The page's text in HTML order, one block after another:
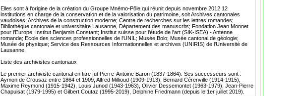
Elles sont à l'origine de la création du Groupe Mnémo-Pôle qui réunit depuis novembre 2012 12
institutions en charge de la conservation et de la valorisation du patrimoine, soit Archives cantonales
vaudoises; Archives de la construction moderne; Centre de recherches sur les lettres romandes;
Bibliothèque cantonale et universitaire Lausanne, Département des manuscrits; Fondation Jean Monnet
pour l'Europe; Institut Benjamin Constant; Institut suisse pour l'étude de l'art (SIK-ISEA) - Antenne
romande; Ecole des sciences professionnelles de l'UNIL; Musée Bolo; Musée cantonal de géologie;
Musée de physique; Service des Ressources Informationnelles et archives (UNIRIS) de l'Université de
Lausanne.
Liste des archivistes cantonaux
Le premier archiviste cantonal en titre fut Pierre-Antoine Baron (1837-1864). Ses successeurs sont :
Aymon de Crousaz entre 1864 et 1909, Alfred Millioud (1909-1913), Bernard Cérenville (1914-1915),
Maxime Reymond (1915-1942), Louis Junod (1943-1963), Olivier Dessemontet (1963-1979), Jean-Pierre
Chapuisat (1979-1995) et Gilbert Coutaz (1995-2019), Delphine Friedmann (depuis le 1er juillet 2019).